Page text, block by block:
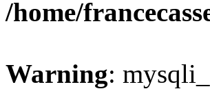
/home/
Warning: